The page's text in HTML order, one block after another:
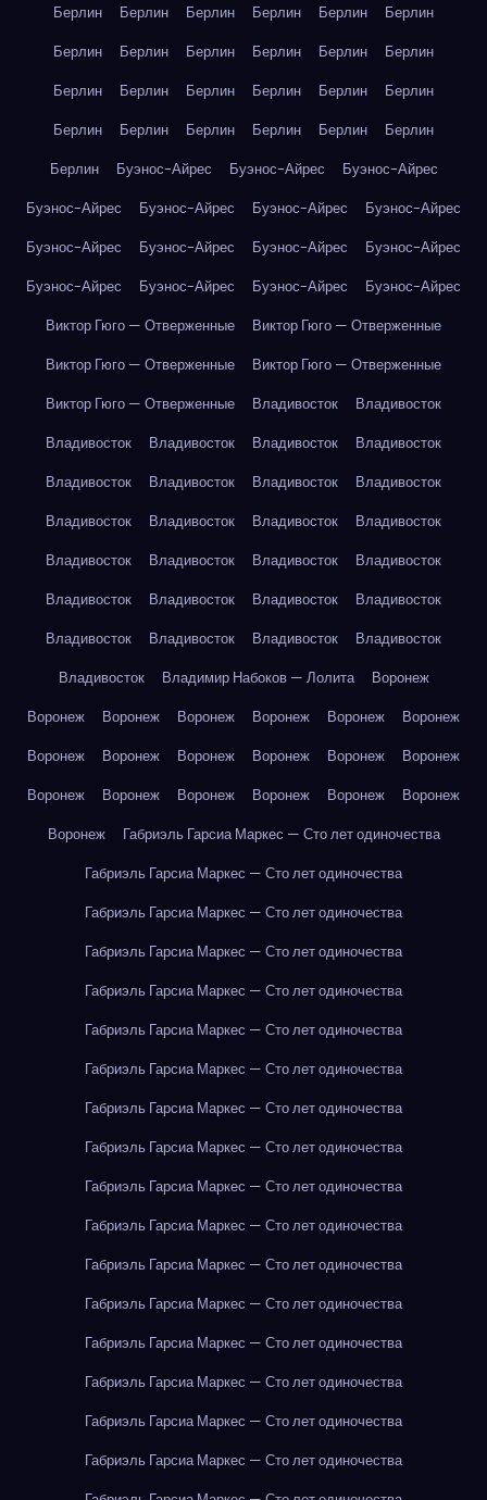
Берлин Берлин Берлин Берлин Берлин
Берлин
Берлин
Берлин Берлин Берлин Берлин
Берлин
Берлин
Берлин Берлин Берлин Берлин
Берлин
Берлин
Берлин Берлин Берлин Берлин
Берлин
Берлин
Буэнос-Айрес Буэнос-Айрес
Буэнос-Айрес
Буэнос-Айрес
Буэнос-Айрес Буэнос-Айрес
Буэнос-Айрес
Буэнос-Айрес
Буэнос-Айрес Буэнос-Айрес
Буэнос-Айрес
Буэнос-Айрес
Буэнос-Айрес Буэнос-Айрес
Буэнос-Айрес
Виктор Гюго — Отверженные
Виктор Гюго — Отверженные
Виктор Гюго — Отверженные
Виктор Гюго — Отверженные
Виктор Гюго — Отверженные
Владивосток
Владивосток
Владивосток
Владивосток Владивосток
Владивосток
Владивосток
Владивосток Владивосток
Владивосток
Владивосток
Владивосток Владивосток
Владивосток
Владивосток
Владивосток Владивосток
Владивосток
Владивосток
Владивосток Владивосток
Владивосток
Владивосток
Владивосток Владивосток
Владивосток
Владивосток
Владимир Набоков — Лолита
Воронеж
Воронеж
Воронеж Воронеж Воронеж Воронеж
Воронеж
Воронеж
Воронеж Воронеж Воронеж Воронеж
Воронеж
Воронеж
Воронеж Воронеж Воронеж Воронеж
Воронеж
Воронеж
Габриэль Гарсиа Маркес — Сто лет одиночества
Габриэль Гарсиа Маркес — Сто лет одиночества
Габриэль Гарсиа Маркес — Сто лет одиночества
Габриэль Гарсиа Маркес — Сто лет одиночества
Габриэль Гарсиа Маркес — Сто лет одиночества
Габриэль Гарсиа Маркес — Сто лет одиночества
Габриэль Гарсиа Маркес — Сто лет одиночества
Габриэль Гарсиа Маркес — Сто лет одиночества
Габриэль Гарсиа Маркес — Сто лет одиночества
Габриэль Гарсиа Маркес — Сто лет одиночества
Габриэль Гарсиа Маркес — Сто лет одиночества
Габриэль Гарсиа Маркес — Сто лет одиночества
Габриэль Гарсиа Маркес — Сто лет одиночества
Габриэль Гарсиа Маркес — Сто лет одиночества
Габриэль Гарсиа Маркес — Сто лет одиночества
Габриэль Гарсиа Маркес — Сто лет одиночества
Габриэль Гарсиа Маркес — Сто лет одиночества